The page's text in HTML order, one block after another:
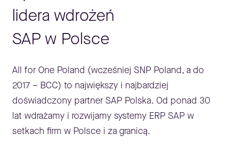
lidera wdrożeń
SAP w Polsce
All for One Poland (wcześniej SNP Poland, a do
2017 – BCC) to największy i najbardziej
doświadczony partner SAP Polska. Od ponad 30
lat wdrażamy i rozwijamy systemy ERP SAP w
setkach firm w Polsce i za granicą.